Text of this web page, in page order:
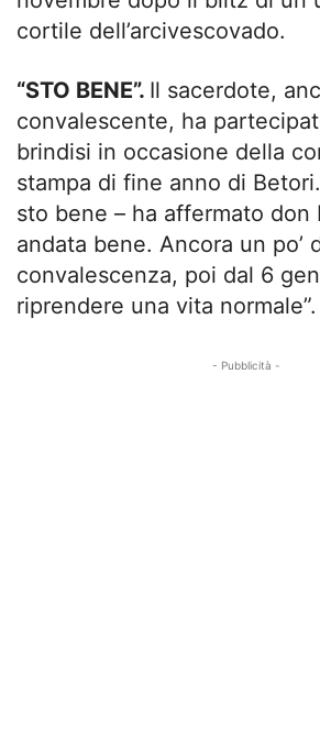
cortile dell’arcivescovado.
“STO BENE”. Il sacerdote,
convalescente, ha
brindisi in occasione della
stampa di fine anno di
sto bene – ha affermato don
andata bene. Ancora un po’
convalescenza, poi dal 6
riprendere una vita normale”.
- Pubblicità -